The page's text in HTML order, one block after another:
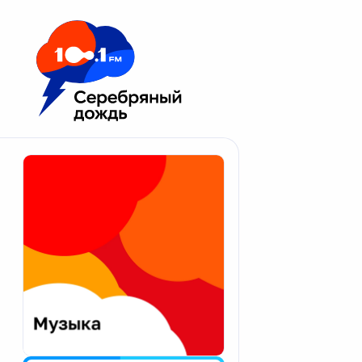
Москва 100.1 FM
Апатиты
Екатеринбург
Калининград
Калуга